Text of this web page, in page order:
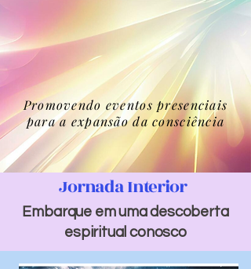
Promovendo eventos presenciais
para a expansão da consciência
Jornada Interior
Embarque em uma descoberta
espiritual conosco